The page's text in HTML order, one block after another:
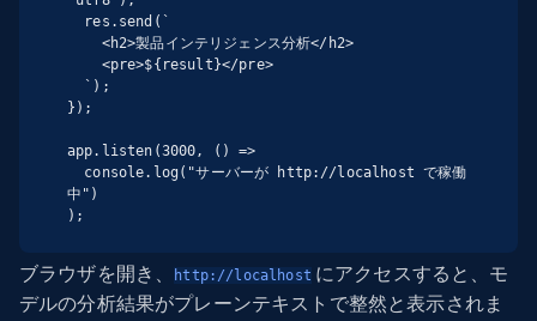
});
app.listen(3000, () =>
中")
);
ブラウザを開き、 http://localhostにアクセスすると、モ
デルの分析結果がプレーンテキストで整然と表示されま